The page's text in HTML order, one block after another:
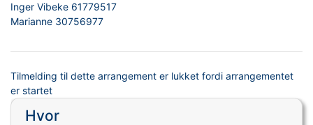
Inger Vibeke 61779517
Marianne 30756977
Tilmelding til dette arrangement er lukket fordi arrangementet
er startet
Hvor